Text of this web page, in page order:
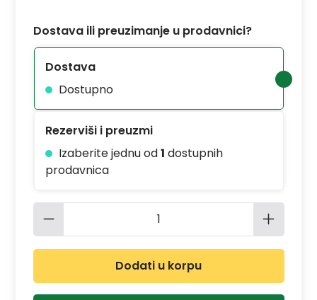
Dostava ili preuzimanje u prodavnici?
Dostava
Dostupno
Rezerviši i preuzmi
Izaberite jednu od1 dostupnih
prodavnica
Količina proizvoda: Unesite
Dodati u korpu